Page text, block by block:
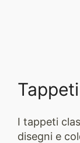
I tappeti
disegni e